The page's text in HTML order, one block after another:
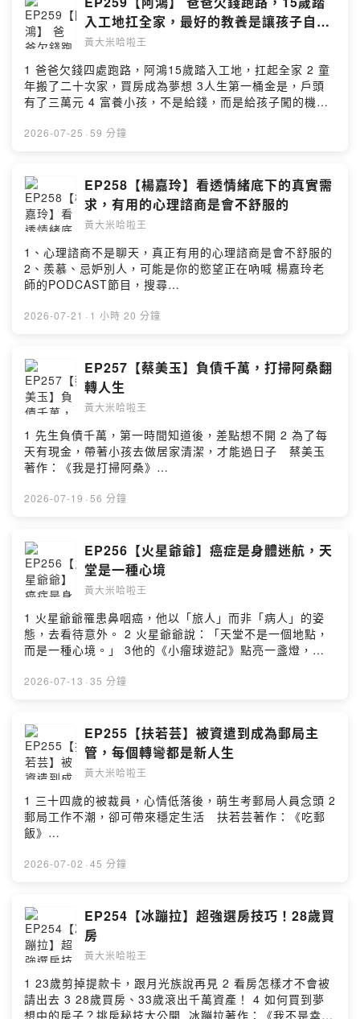
入工地扛全家，最好的教養是讓孩子自已
去闖
黃大米哈啦王
1 爸爸欠錢四處跑路，阿鴻15歲踏入工地，扛起全家 2 童
年搬了二十次家，買房成為夢想 3人生第一桶金是，戶頭
有了三萬元 4 富養小孩，不是給錢，而是給孩子闖的機會
水泥工阿鴻 鄭志鴻著作：《做工的阿爸；教孩子扛起自己
sloc=reprodi3 --Hosting provided by SoundOn
2026-07-25 · 59 分鐘
EP258【楊嘉玲】看透情緒底下的真實需
求，有用的心理諮商是會不舒服的
黃大米哈啦王
1、心理諮商不是聊天，真正有用的心理諮商是會不舒服的
2、羨慕、忌妒別人，可能是你的慾望正在吶喊 楊嘉玲老
師的PODCAST節目，搜尋
%E9%96%8B%E5%BF%83%E6%96%87%E5%8C%96-
2026-07-21 · 1 小時 20 分鐘
EP257【蔡美玉】負債千萬，打掃阿桑翻
轉人生
黃大米哈啦王
1 先生負債千萬，第一時間知道後，差點想不開 2 為了每
天有現金，帶著小孩去做居家清潔，才能過日子 蔡美玉
著作：《我是打掃阿桑》
sloc=main --Hosting provided by SoundOn
2026-07-19 · 56 分鐘
EP256【火星爺爺】癌症是身體迷航，天
堂是一種心境
黃大米哈啦王
1 火星爺爺罹患鼻咽癌，他以「旅人」而非「病人」的姿
態，去看待意外。 2 火星爺爺說：「天堂不是一個地點，
而是一種心境。」 3他的《小瘤球遊記》點亮一盞燈，照
星爺爺著作：《小瘤球遊記》
2026-07-13 · 35 分鐘
EP255【扶若芸】被資遣到成為郵局主
管，每個轉彎都是新人生
黃大米哈啦王
1 三十四歲的被裁員，心情低落後，萌生考郵局人員念頭 2
郵局工作不潮，卻可帶來穩定生活 扶若芸著作：《吃郵
飯》
sloc=main --Hosting provided by SoundOn
2026-07-02 · 45 分鐘
EP254【冰蹦拉】超強選房技巧！28歲買
房
黃大米哈啦王
1 23歲剪掉提款卡，跟月光族說再見 2 看房怎樣才不會被
請出去 3 28歲買房、33歲滾出千萬資產！ 4 如何買到夢
想中的房子？挑房秘技大公開 冰蹦拉著作：《我不是幸